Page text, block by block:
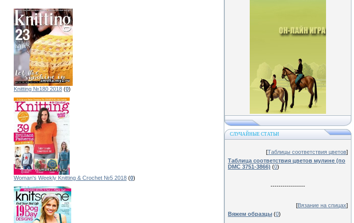
Knitting №180 2018 (0)
Woman's Weekly Knitting & Crochet №5 2018 (0)
СЛУЧАЙНЫЕ СТАТЬИ
[Таблицы соответствия цветов]
Таблица соответствия цветов мулине (по
DMC 3751-3866) (0)
-----------------
[Вязание на спицах]
Вяжем образцы (0)